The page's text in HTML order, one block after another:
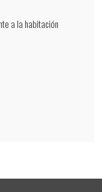
a la habitación